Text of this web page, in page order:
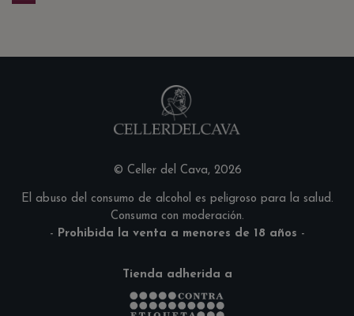
© Celler del Cava, 2026
El abuso del consumo de alcohol es peligroso para la salud.
Consuma con moderación.
- Prohibida la venta a menores de 18 años -
Tienda adherida a